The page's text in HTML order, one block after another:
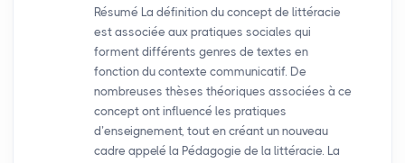
Résumé La définition du concept de littéracie
est associée aux pratiques sociales qui
forment différents genres de textes en
fonction du contexte communicatif. De
nombreuses thèses théoriques associées à ce
concept ont influencé les pratiques
d’enseignement, tout en créant un nouveau
cadre appelé la Pédagogie de la littéracie. La